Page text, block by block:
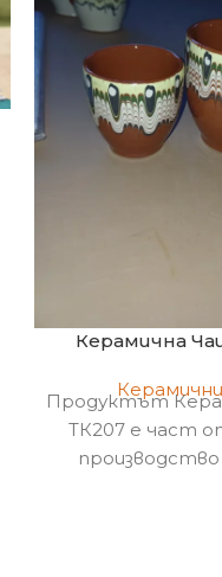
Керамична
Продуктът
ТК207 е част
производство